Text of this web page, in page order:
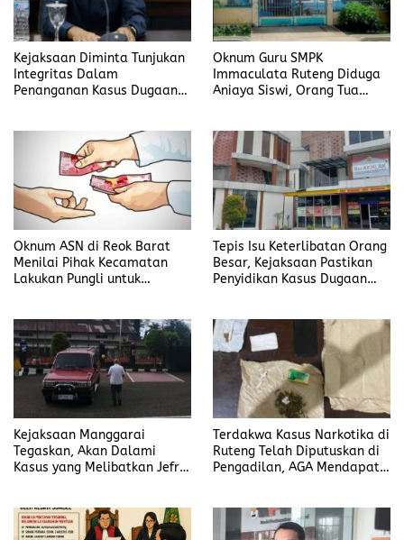
Kejaksaan Diminta Tunjukan
Integritas Dalam
Penanganan Kasus Dugaan
Oknum Guru SMPK
Immaculata Ruteng Diduga
Aniaya Siswi, Orang Tua
Oknum ASN di Reok Barat
Menilai Pihak Kecamatan
Lakukan Pungli untuk
Tepis Isu Keterlibatan Orang
Besar, Kejaksaan Pastikan
Penyidikan Kasus Dugaan
Kejaksaan Manggarai
Tegaskan, Akan Dalami
Kasus yang Melibatkan Jefrin
Terdakwa Kasus Narkotika di
Ruteng Telah Diputuskan di
Pengadilan, AGA Mendapat